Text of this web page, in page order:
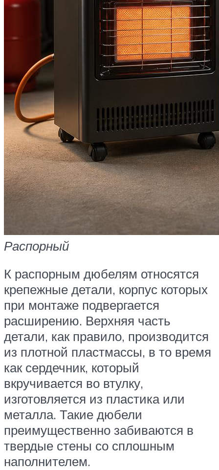
Распорный
К распорным дюбелям относятся
крепежные детали, корпус которых
при монтаже подвергается
расширению. Верхняя часть
детали, как правило, производится
из плотной пластмассы, в то время
как сердечник, который
вкручивается во втулку,
изготовляется из пластика или
металла. Такие дюбели
преимущественно забиваются в
твердые стены со сплошным
наполнителем.